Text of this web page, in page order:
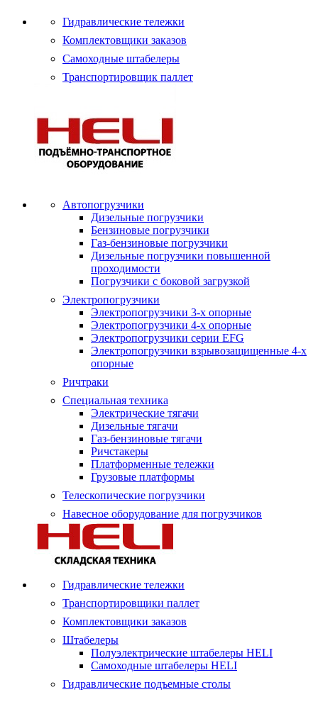
Гидравлические тележки
Комплектовщики заказов
Самоходные штабелеры
Транспортировщик паллет
Автопогрузчики
Дизельные погрузчики
Бензиновые погрузчики
Газ-бензиновые погрузчики
Дизельные погрузчики повышенной
проходимости
Погрузчики с боковой загрузкой
Электропогрузчики
Электропогрузчики 3-х опорные
Электропогрузчики 4-х опорные
Электропогрузчики серии EFG
Электропогрузчики взрывозащищенные 4-х
опорные
Ричтраки
Специальная техника
Электрические тягачи
Дизельные тягачи
Газ-бензиновые тягачи
Ричстакеры
Платформенные тележки
Грузовые платформы
Телескопические погрузчики
Навесное оборудование для погрузчиков
Гидравлические тележки
Транспортировщики паллет
Комплектовщики заказов
Штабелеры
Полуэлектрические штабелеры HELI
Самоходные штабелеры HELI
Гидравлические подъемные столы